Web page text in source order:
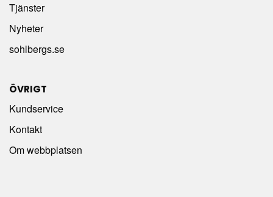
Tjänster
Nyheter
sohlbergs.se
ÖVRIGT
Kundservice
Kontakt
Om webbplatsen